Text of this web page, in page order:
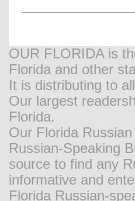
OUR FLORIDA is
Florida and other
It is distributing to
Our largest
Florida.
Our Florida
Russian-Speaking
source to find any
informative and
Florida Russian-